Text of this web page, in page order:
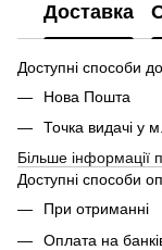
Доставка
Доступні способи
Нова Пошта
Точка видачі у
Більше інформації
Доступні способи
При отриманні
Оплата на